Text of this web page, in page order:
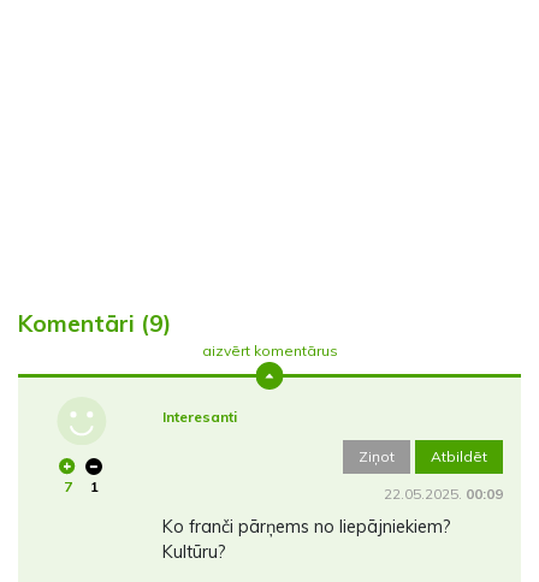
Komentāri (9)
aizvērt komentārus
7 1
Interesanti
Ziņot Atbildēt
22.05.2025. 00:09
Ko franči pārņems no liepājniekiem?
Kultūru?